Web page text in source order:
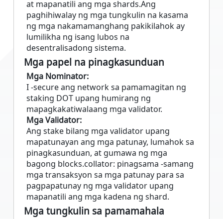
at mapanatili ang mga shards.Ang
paghihiwalay ng mga tungkulin na kasama
ng mga nakamamanghang pakikilahok ay
lumilikha ng isang lubos na
desentralisadong sistema.
Mga papel na pinagkasunduan
Mga Nominator:
I -secure ang network sa pamamagitan ng
staking DOT upang humirang ng
mapagkakatiwalaang mga validator.
Mga Validator:
Ang stake bilang mga validator upang
mapatunayan ang mga patunay, lumahok sa
pinagkasunduan, at gumawa ng mga
bagong blocks.collator: pinagsama -samang
mga transaksyon sa mga patunay para sa
pagpapatunay ng mga validator upang
mapanatili ang mga kadena ng shard.
Mga tungkulin sa pamamahala